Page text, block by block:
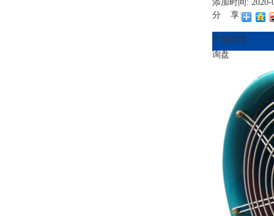
添加时间: 2020-
分 享:
产品详情
询盘